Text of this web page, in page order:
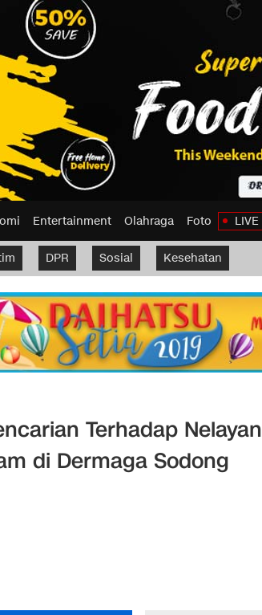
Entertainment Olahraga Foto LIVE
DPR Sosial Kesehatan
Terhadap Nelayan
di Dermaga Sodong